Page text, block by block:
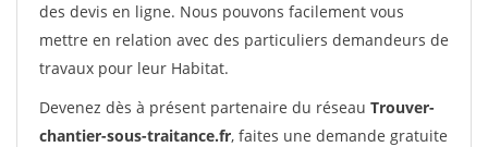
des devis en ligne. Nous pouvons facilement vous
mettre en relation avec des particuliers demandeurs de
travaux pour leur Habitat.
Devenez dès à présent partenaire du réseau Trouver-
chantier-sous-traitance.fr, faites une demande gratuite